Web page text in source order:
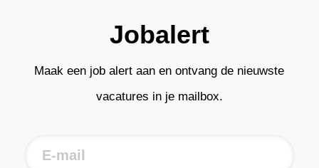
Jobalert
Maak een job alert aan en ontvang de nieuwste
vacatures in je mailbox.